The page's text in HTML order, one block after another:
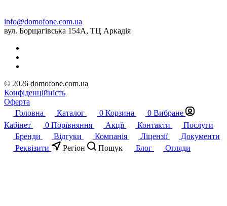
info@domofone.com.ua
вул. Борщагівська 154А, ТЦ Аркадія
© 2026 domofone.com.ua
Конфіденційність
Оферта
Головна
Каталог 0 Корзина 0 Вибране
Кабінет
0 Порівняння Акції Контакти
Послуги
Бренди
Відгуки Компанія Ліцензії
Документи
Реквізити
Регіон Пошук Блог Огляди